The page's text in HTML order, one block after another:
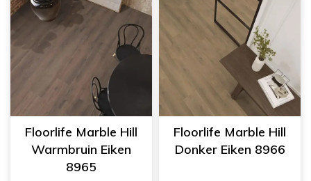
Floorlife Marble Hill
Warmbruin Eiken
8965
Floorlife Marble Hill
Donker Eiken 8966